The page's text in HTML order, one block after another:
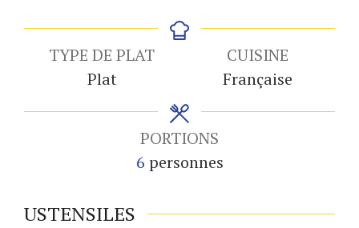
TYPE DE PLAT
Plat
CUISINE
Française
PORTIONS
6 personnes
USTENSILES